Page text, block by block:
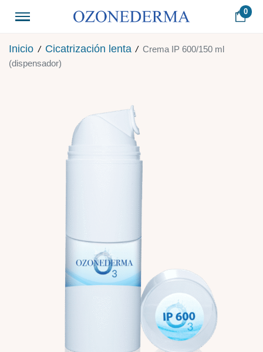
0
Inicio / Cicatrización lenta / Crema IP 600/150 ml
(dispensador)